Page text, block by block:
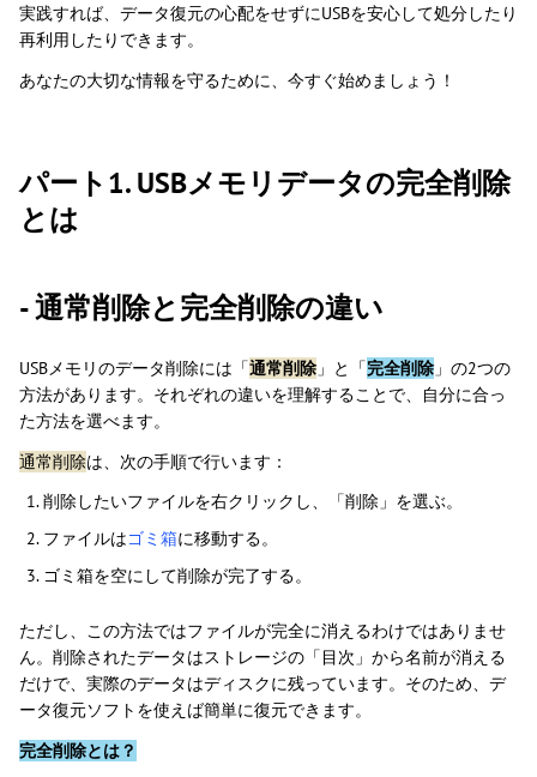
実践すれば、データ復元の心配をせずにUSBを安心して処分したり
再利用したりできます。
あなたの大切な情報を守るために、今すぐ始めましょう！
パート1. USBメモリデータの完全削除
とは
- 通常削除と完全削除の違い
USBメモリのデータ削除には「通常削除 」と「完全削除 」の2つの
方法があります。それぞれの違いを理解することで、自分に合っ
た方法を選べます。
通常削除は、次の手順で行います：
削除したいファイルを右クリックし、「削除」を選ぶ。
ファイルはゴミ箱に移動する。
ゴミ箱を空にして削除が完了する。
ただし、この方法ではファイルが完全に消えるわけではありませ
ん。削除されたデータはストレージの「目次」から名前が消える
だけで、実際のデータはディスクに残っています。そのため、デ
ータ復元ソフトを使えば簡単に復元できます。
完全削除とは？